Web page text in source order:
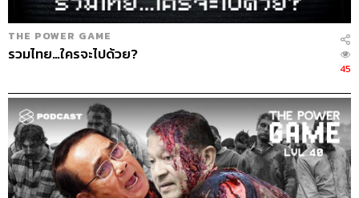
ABOUT THE HOST
ทีมงาน THE STANDARD PODCAST
THE POWER GAME
รวมไทย…ใครจะไปด้วย?
45